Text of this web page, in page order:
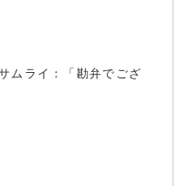
ムライ：「勘弁でござ